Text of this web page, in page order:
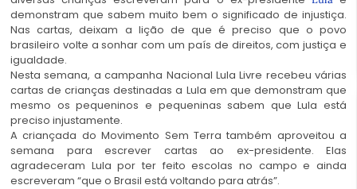
demonstram que sabem muito bem o significado de injustiça.
Nas cartas, deixam a lição de que é preciso que o povo
brasileiro volte a sonhar com um país de direitos, com justiça e
igualdade.
Nesta semana, a campanha Nacional Lula Livre recebeu várias
cartas de crianças destinadas a Lula em que demonstram que
mesmo os pequeninos e pequeninas sabem que Lula está
preciso injustamente.
A criançada do Movimento Sem Terra também aproveitou a
semana para escrever cartas ao ex-presidente. Elas
agradeceram Lula por ter feito escolas no campo e ainda
escreveram “que o Brasil está voltando para atrás”.